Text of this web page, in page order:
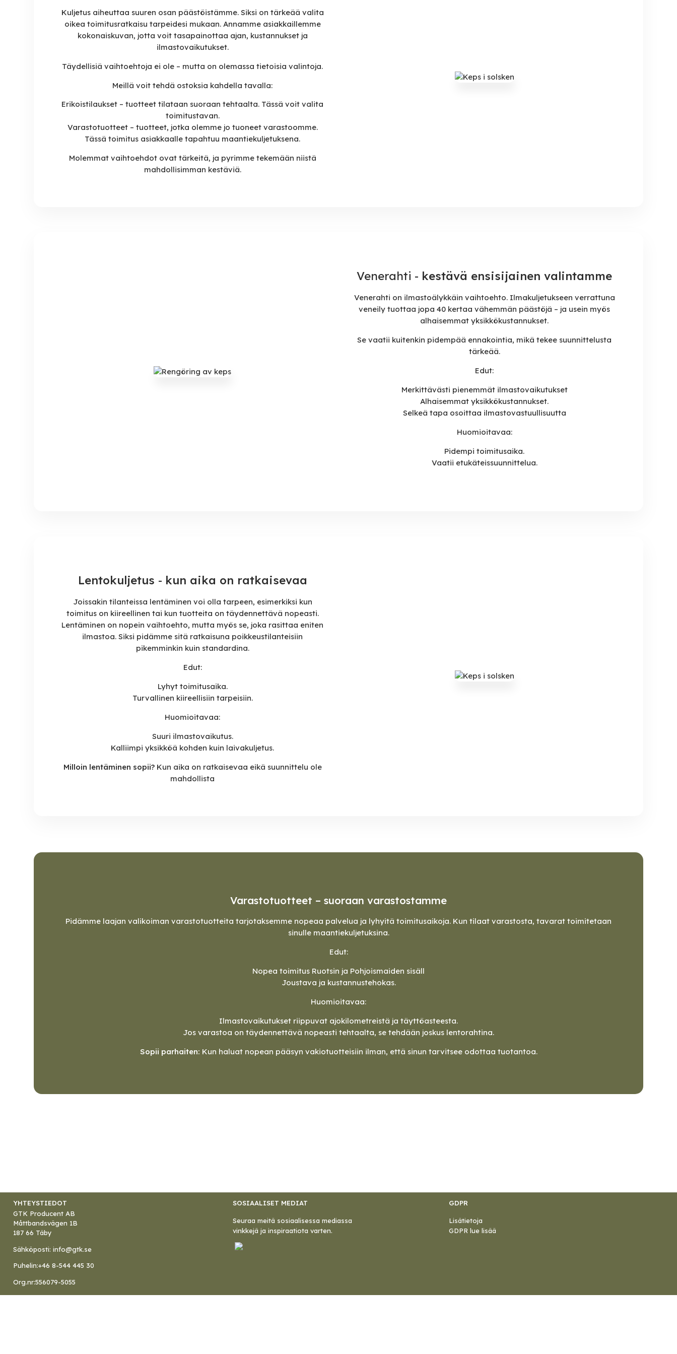
Kuljetus aiheuttaa suuren osan päästöistämme. Siksi on tärkeää valita
oikea toimitusratkaisu tarpeidesi mukaan. Annamme asiakkaillemme
kokonaiskuvan, jotta voit tasapainottaa ajan, kustannukset ja
ilmastovaikutukset.
Täydellisiä vaihtoehtoja ei ole – mutta on olemassa tietoisia valintoja.
Meillä voit tehdä ostoksia kahdella tavalla:
Erikoistilaukset – tuotteet tilataan suoraan tehtaalta. Tässä voit valita
toimitustavan.
Varastotuotteet – tuotteet, jotka olemme jo tuoneet varastoomme.
Tässä toimitus asiakkaalle tapahtuu maantiekuljetuksena.
Molemmat vaihtoehdot ovat tärkeitä, ja pyrimme tekemään niistä
mahdollisimman kestäviä.
Venerahti - kestävä ensisijainen valintamme
Venerahti on ilmastoälykkäin vaihtoehto. Ilmakuljetukseen verrattuna
veneily tuottaa jopa 40 kertaa vähemmän päästöjä – ja usein myös
alhaisemmat yksikkökustannukset.
Se vaatii kuitenkin pidempää ennakointia, mikä tekee suunnittelusta
tärkeää.
Edut:
Merkittävästi pienemmät ilmastovaikutukset
Alhaisemmat yksikkökustannukset.
Selkeä tapa osoittaa ilmastovastuullisuutta
Huomioitavaa:
Pidempi toimitusaika.
Vaatii etukäteissuunnittelua.
Lentokuljetus - kun aika on ratkaisevaa
Joissakin tilanteissa lentäminen voi olla tarpeen, esimerkiksi kun
toimitus on kiireellinen tai kun tuotteita on täydennettävä nopeasti.
Lentäminen on nopein vaihtoehto, mutta myös se, joka rasittaa eniten
ilmastoa. Siksi pidämme sitä ratkaisuna poikkeustilanteisiin
pikemminkin kuin standardina.
Edut:
Lyhyt toimitusaika.
Turvallinen kiireellisiin tarpeisiin.
Huomioitavaa:
Suuri ilmastovaikutus.
Kalliimpi yksikköä kohden kuin laivakuljetus.
Milloin lentäminen sopii? Kun aika on ratkaisevaa eikä suunnittelu ole
mahdollista
Varastotuotteet – suoraan varastostamme
Pidämme laajan valikoiman varastotuotteita tarjotaksemme nopeaa palvelua ja lyhyitä toimitusaikoja. Kun tilaat varastosta, tavarat toimitetaan
sinulle maantiekuljetuksina.
Edut:
Nopea toimitus Ruotsin ja Pohjoismaiden sisäll
Joustava ja kustannustehokas.
Huomioitavaa:
Ilmastovaikutukset riippuvat ajokilometreistä ja täyttöasteesta.
Jos varastoa on täydennettävä nopeasti tehtaalta, se tehdään joskus lentorahtina.
Sopii parhaiten: Kun haluat nopean pääsyn vakiotuotteisiin ilman, että sinun tarvitsee odottaa tuotantoa.
YHTEYSTIEDOT SOSIAALISET MEDIAT
GDPR
GTK Producent AB
Måttbandsvägen 1B
187 66 Täby
Sähköposti: info@gtk.se
Puhelin:+46 8-544 445 30
Org.nr:556079-5055
Seuraa meitä sosiaalisessa mediassa
vinkkejä ja inspiraatiota varten.
Lisätietoja
GDPR lue lisää